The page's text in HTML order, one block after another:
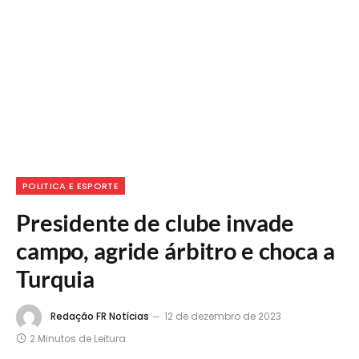
POLITICA E ESPORTE
Presidente de clube invade
campo, agride árbitro e choca a
Turquia
Redação FR Notícias
12 de dezembro de 2023
2 Minutos de Leitura